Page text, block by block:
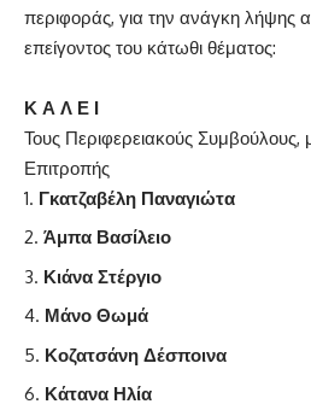
περιφοράς, για την ανάγκη λήψης
επείγοντος του κάτωθι θέματος:
Κ Α Λ Ε Ι
Τους Περιφερειακούς Συμβούλους,
Επιτροπής
Γκατζαβέλη Παναγιώτα
Άμπα Βασίλειο
Κιάνα Στέργιο
Μάνο Θωμά
Κοζατσάνη Δέσποινα
Κάτανα Ηλία